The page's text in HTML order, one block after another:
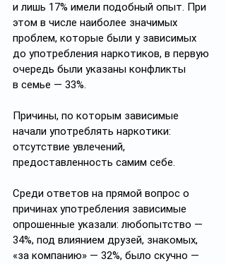
и лишь 17% имели подобный опыт. При
этом в числе наиболее значимых
проблем, которые были у зависимых
до употребления наркотиков, в первую
очередь были указаны конфликты
в семье — 33%.
Причины, по которым зависимые
начали употреблять наркотики:
отсутствие увлечений,
предоставленность самим себе.
Среди ответов на прямой вопрос о
причинах употребления зависимые
опрошенные указали: любопытство —
34%, под влиянием друзей, знакомых,
«за компанию» — 32%, было скучно —